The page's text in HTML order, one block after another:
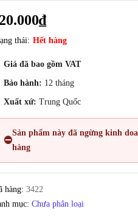
₫
thái: Hết hàng
Giá đã bao gồm VAT
Bảo hành: 12 tháng
Xuất xứ: Trung Quốc
⛔
Sản phẩm này đã ngừng kinh
hàng
hàng: 3422
mục: Chưa phân loại